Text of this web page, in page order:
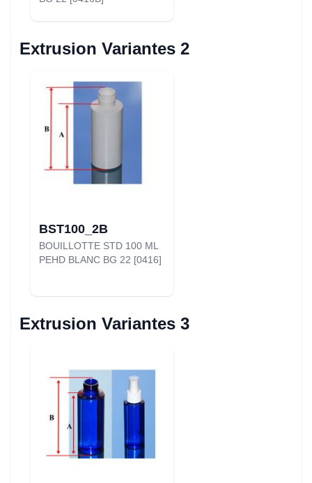
Extrusion Variantes 2
BST100_2B
BOUILLOTTE STD 100 ML
PEHD BLANC BG 22 [0416]
Extrusion Variantes 3